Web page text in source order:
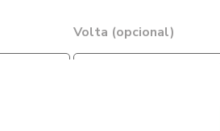
Volta (opcional)